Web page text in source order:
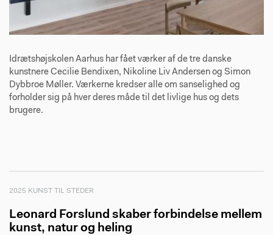
Idrætshøjskolen Aarhus har fået værker af de tre danske
kunstnere Cecilie Bendixen, Nikoline Liv Andersen og Simon
Dybbroe Møller. Værkerne kredser alle om sanselighed og
forholder sig på hver deres måde til det livlige hus og dets
brugere.
2025 KUNST TIL STEDER
Leonard Forslund skaber forbindelse mellem
kunst, natur og heling